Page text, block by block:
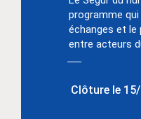
programme
échanges et le
entre acteurs
Clôture le